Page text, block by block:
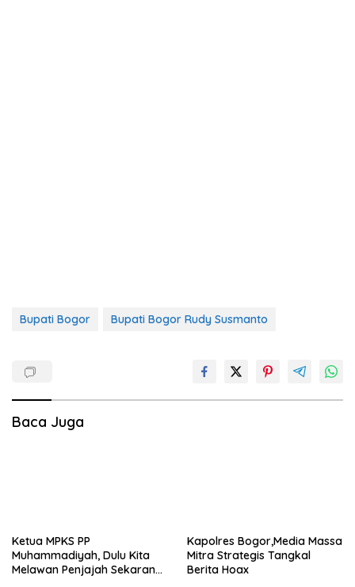
Bupati Bogor Bupati Bogor Rudy Susmanto
Baca Juga
Ketua MPKS PP
Muhammadiyah, Dulu Kita
Melawan Penjajah Sekarang
Kapolres Bogor,Media Massa
Mitra Strategis Tangkal
Berita Hoax